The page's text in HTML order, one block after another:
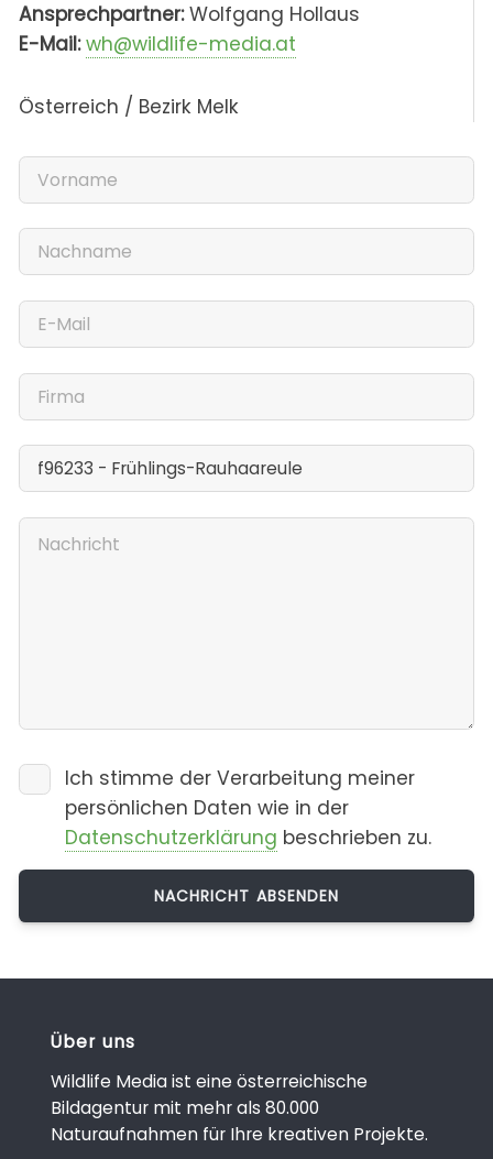
Ansprechpartner:Wolfgang Hollaus
E-Mail: wh@wildlife-media.at
Österreich / Bezirk Melk
Ich stimme der Verarbeitung meiner
persönlichen Daten wie in der
Datenschutzerklärung beschrieben zu.
Über uns
Wildlife Media ist eine österreichische
Bildagentur mit mehr als 80.000
Naturaufnahmen für Ihre kreativen Projekte.